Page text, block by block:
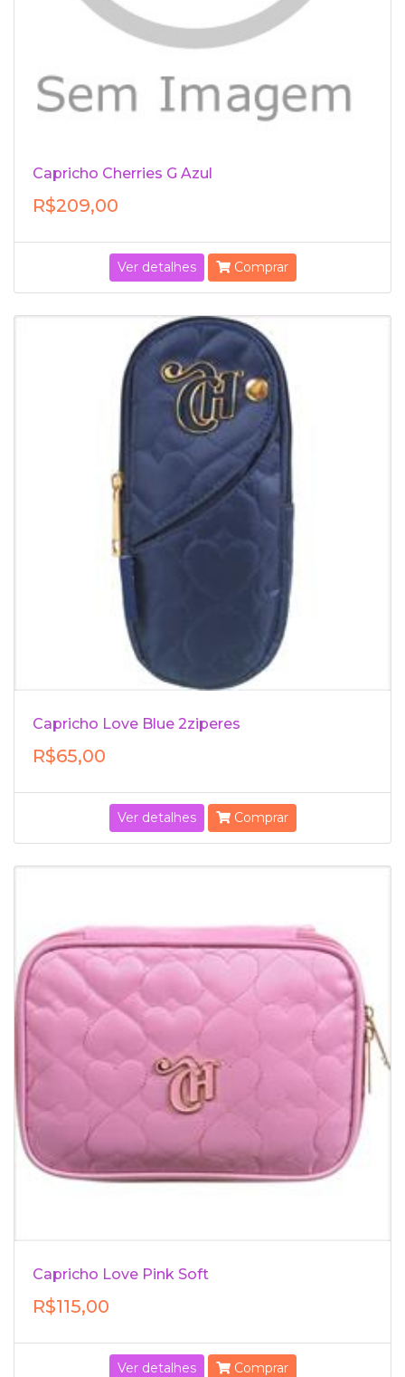
Capricho Cherries G Azul
R$209,00
Ver detalhes Comprar
Capricho Love Blue 2ziperes
R$65,00
Ver detalhes Comprar
Capricho Love Pink Soft
R$115,00
Ver detalhes Comprar